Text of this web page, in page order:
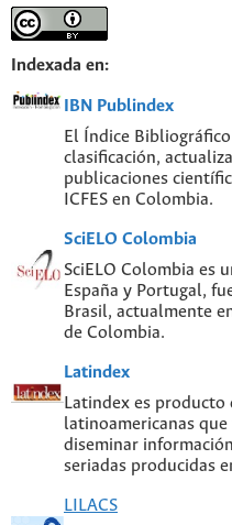
Indexada en:
IBN Publindex
El Índice
clasificación,
publicaciones
ICFES en Colombia.
SciELO Colombia
SciELO Colombia es
España y Portugal,
Brasil, actualmente
de Colombia.
Latindex
Latindex es
latinoamericanas
diseminar
seriadas producidas
LILACS